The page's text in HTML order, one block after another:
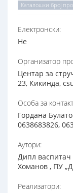
Каталошки број
Електронски:
Не
Организатор
Центар за
23, Кикинда,
Особа за
Гордана
0638683826,
Аутори:
Дипл
Хоманов , ПУ
Реализатори: